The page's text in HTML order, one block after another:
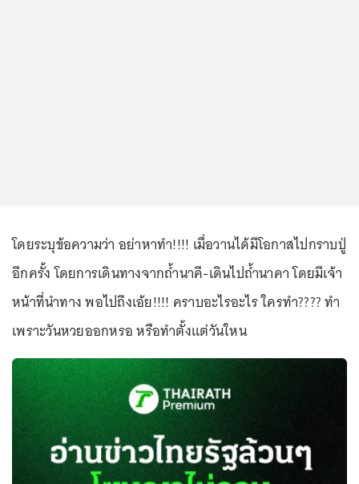
โดยระบุข้อความว่า อย่าหาทำ!!!! เมื่อวานได้มีโอกาสไปกราบปู่
อีกครั้ง โดยการเดินทางจากถ้ำนาคี-เดินไปถ้ำนาคา โดยมีเจ้า
หน้าที่นำทาง พอไปถึงเอ้ย!!!! คราบอะไรอะไร ใครทำ???? ทำ
เพราะวันหวยออกหรอ หรือทำตั้งเเต่วันใหน